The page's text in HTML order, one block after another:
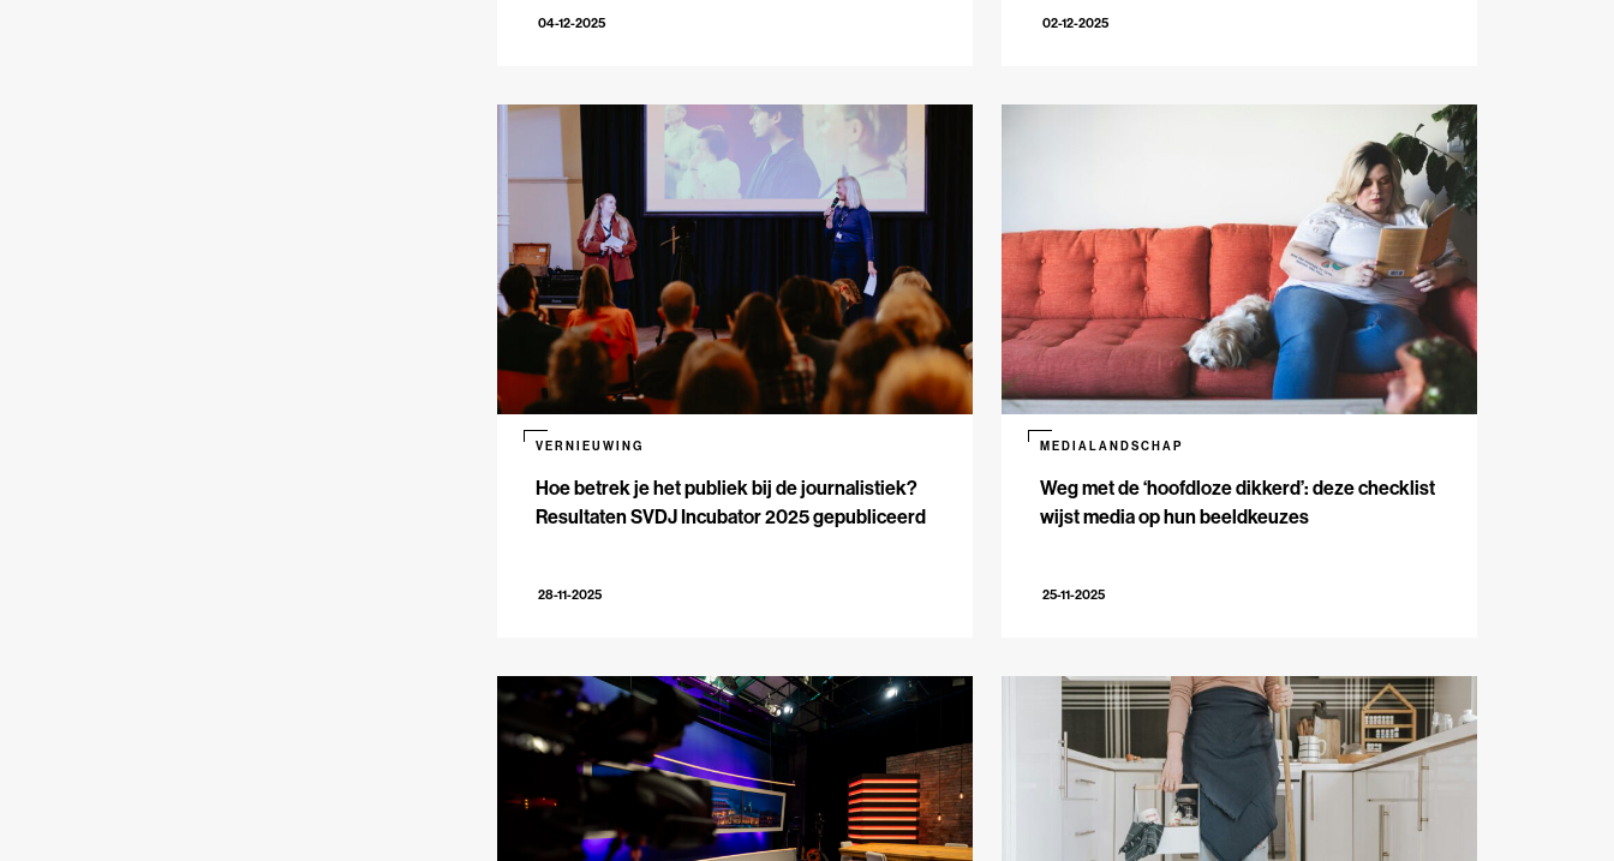
04-12-2025 02-12-2025
Hoe betrek je het publiek bij de journalistiek?
Resultaten SVDJ Incubator 2025 gepubliceerd
VERNIEUWING
28-11-2025
Weg met de ‘hoofdloze dikkerd’: deze checklist
wijst media op hun beeldkeuzes
MEDIALANDSCHAP
25-11-2025